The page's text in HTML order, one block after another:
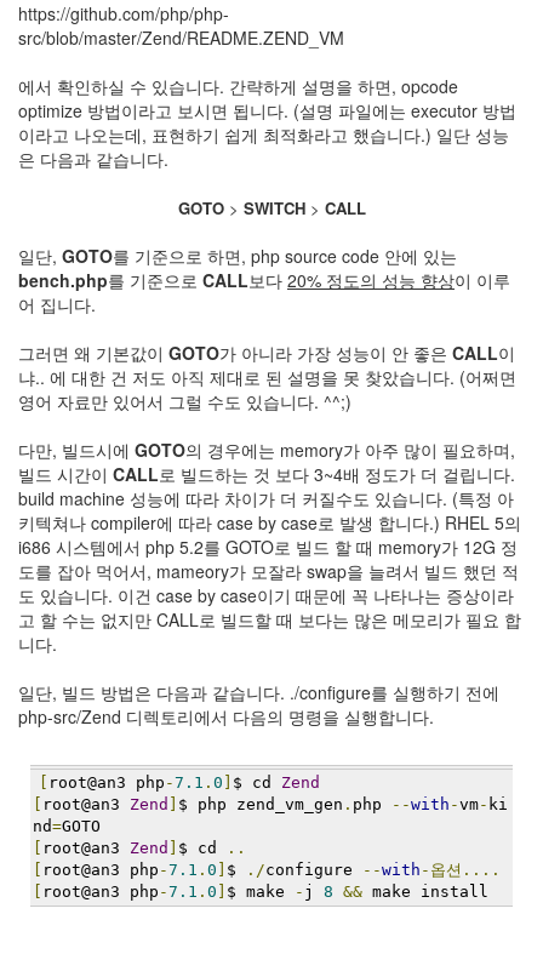
https://github.com/php/php-
src/blob/master/Zend/README.ZEND_VM
에서 확인하실 수 있습니다. 간략하게 설명을 하면, opcode
optimize 방법이라고 보시면 됩니다. (설명 파일에는 executor 방법
이라고 나오는데, 표현하기 쉽게 최적화라고 했습니다.) 일단 성능
은 다음과 같습니다.
GOTO> SWITCH> CALL
일단, GOTO를 기준으로 하면, php source code 안에 있는
bench.php를 기준으로 CALL보다 20% 정도의 성능 향상이 이루
어 집니다.
그러면 왜 기본값이 GOTO가 아니라 가장 성능이 안 좋은 CALL이
냐.. 에 대한 건 저도 아직 제대로 된 설명을 못 찾았습니다. (어쩌면
영어 자료만 있어서 그럴 수도 있습니다. ^^;)
다만, 빌드시에 GOTO의 경우에는 memory가 아주 많이 필요하며,
빌드 시간이 CALL로 빌드하는 것 보다 3~4배 정도가 더 걸립니다.
build machine 성능에 따라 차이가 더 커질수도 있습니다. (특정 아
키텍쳐나 compiler에 따라 case by case로 발생 합니다.) RHEL 5의
i686 시스템에서 php 5.2를 GOTO로 빌드 할 때 memory가 12G 정
도를 잡아 먹어서, mameory가 모잘라 swap을 늘려서 빌드 했던 적
도 있습니다. 이건 case by case이기 때문에 꼭 나타나는 증상이라
고 할 수는 없지만 CALL로 빌드할 때 보다는 많은 메모리가 필요 합
니다.
일단, 빌드 방법은 다음과 같습니다. ./configure를 실행하기 전에
php-src/Zend 디렉토리에서 다음의 명령을 실행합니다.
root@an3 php -7.1 . 0 $ cd Zend
root@an3 Zend $ php zend_vm_gen . php --with -vm- ki
nd=GOTO
root@an3 Zend $ cd
..
root@an3 php -7.1 . 0 $ ./configure --with -옵션....
root@an3 php -7.1 . 0 $ make - j 8 && make install
일
지
3
Tech
143
안
녕
스
42
프
로
그
래
밍
57
Mozilla
23
Tip
&
Trick
18
security
3
Scuba
Diving
0
제
품
뷰
Recent
Posts